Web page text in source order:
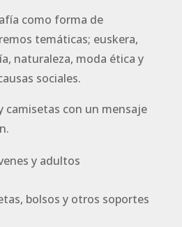
como forma de
temáticas; euskera,
naturaleza, moda ética y
sociales.
camisetas con un mensaje
y adultos
bolsos y otros soportes